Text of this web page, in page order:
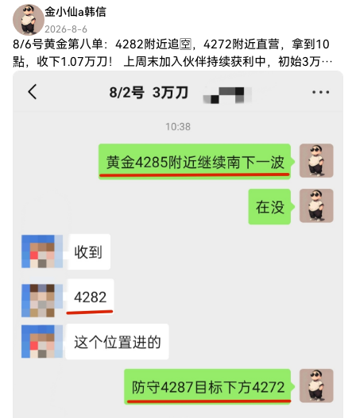
金小仙a韩信
2026-8-6
8/6号黄金第八单：4282附近追🈳，4272附近直营，拿到10
點，收下1.07万刀！ 上周末加入伙伴持续获利中，初始3万